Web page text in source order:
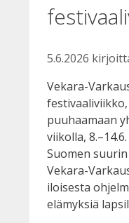
5.6.2026
Vekara-
puuhaamaan
viikolla,
Suomen
Vekara-
iloisesta
elämyksiä